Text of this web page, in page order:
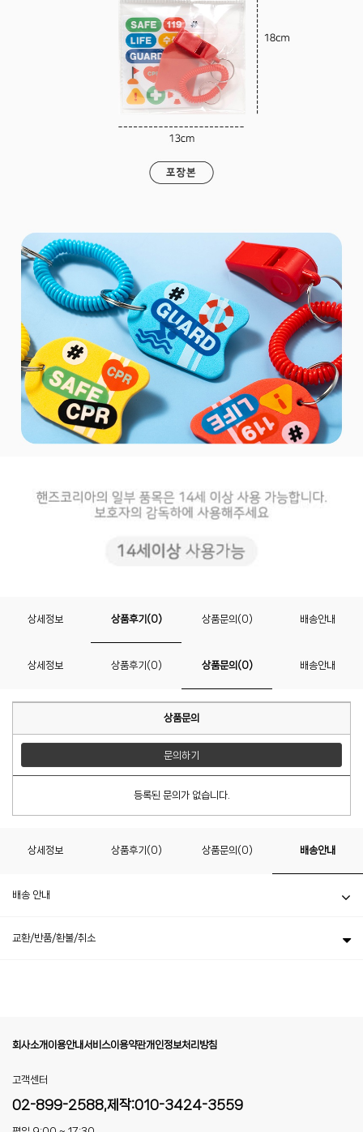
상세정보 상품후기(0) 상품문의(0) 배송안내
상세정보 상품후기(0) 상품문의(0) 배송안내
상품문의
문의하기
등록된 문의가 없습니다.
상세정보 상품후기(0) 상품문의(0) 배송안내
배송 안내
교환/반품/환불/취소
회사소개 이용안내서비스이용약관개인정보처리방침
고객센터
02-899-2588,제작:010-3424-3559